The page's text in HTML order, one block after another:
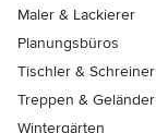
Maler & Lackierer
Planungsbüros
Tischler & Schreiner
Treppen & Geländer
Wintergärten